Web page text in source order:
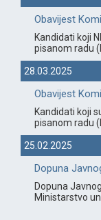
Obavijest
Kandidati koji
pisanom radu
28.03.2025
Obavijest
Kandidati koji
pisanom radu
25.02.2025
Dopuna
Dopuna
Ministarstvo